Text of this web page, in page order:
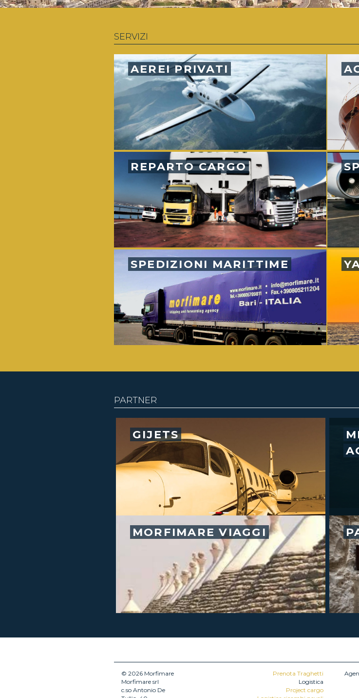
SERVIZI
AEREI PRIVATI
REPARTO CARGO
SPEDIZIONI MARITTIME
PARTNER
GIJETS
MORFIMARE VIAGGI
© 2026 Morfimare
Morfimare srl
c.so Antonio De
Prenota Traghetti
Logistica
Project cargo